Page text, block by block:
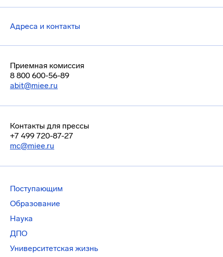
Адреса и контакты
Приемная комиссия
8 800 600-56-89
abit@miee.ru
Контакты для прессы
+7 499 720-87-27
mc@miee.ru
Поступающим
Образование
Наука
ДПО
Университетская жизнь